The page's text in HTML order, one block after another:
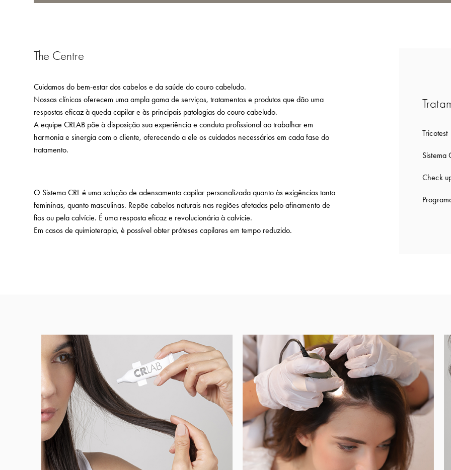
The Centre
Cuidamos do bem-estar dos cabelos e da saúde do couro cabeludo.
Nossas clínicas oferecem uma ampla gama de serviços, tratamentos e produtos que dão uma
respostas eficaz à queda capilar e às principais patologias do couro cabeludo.
A equipe CRLAB põe à disposição sua experiência e conduta profissional ao trabalhar em
harmonia e sinergia com o cliente, oferecendo a ele os cuidados necessários em cada fase do
tratamento.
O Sistema CRL é uma solução de adensamento capilar personalizada quanto às exigências tanto
femininas, quanto masculinas. Repõe cabelos naturais nas regiões afetadas pelo afinamento de
fios ou pela calvície. É uma resposta eficaz e revolucionária à calvície.
Em casos de quimioterapia, è possível obter próteses capilares em tempo reduzido.
Tricotest
Sistema
Check